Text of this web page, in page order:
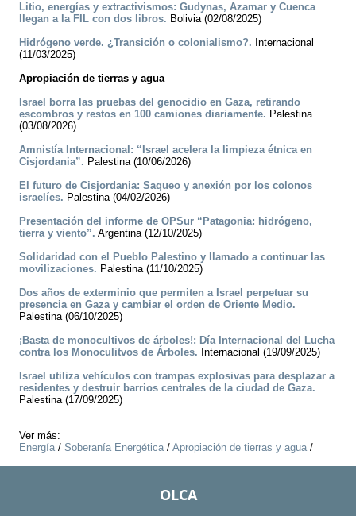
Litio, energías y extractivismos: Gudynas, Azamar y Cuenca
llegan a la FIL con dos libros. Bolivia (02/08/2025)
Hidrógeno verde. ¿Transición o colonialismo?. Internacional
(11/03/2025)
Apropiación de tierras y agua
Israel borra las pruebas del genocidio en Gaza, retirando
escombros y restos en 100 camiones diariamente. Palestina
(03/08/2026)
Amnistía Internacional: “Israel acelera la limpieza étnica en
Cisjordania”. Palestina (10/06/2026)
El futuro de Cisjordania: Saqueo y anexión por los colonos
israelíes. Palestina (04/02/2026)
Presentación del informe de OPSur “Patagonia: hidrógeno,
tierra y viento”. Argentina (12/10/2025)
Solidaridad con el Pueblo Palestino y llamado a continuar las
movilizaciones. Palestina (11/10/2025)
Dos años de exterminio que permiten a Israel perpetuar su
presencia en Gaza y cambiar el orden de Oriente Medio.
Palestina (06/10/2025)
¡Basta de monocultivos de árboles!: Día Internacional del Lucha
contra los Monoculitvos de Árboles. Internacional (19/09/2025)
Israel utiliza vehículos con trampas explosivas para desplazar a
residentes y destruir barrios centrales de la ciudad de Gaza.
Palestina (17/09/2025)
Ver más:
Energía/ Soberanía Energética/ Apropiación de tierras y agua/
OLCA